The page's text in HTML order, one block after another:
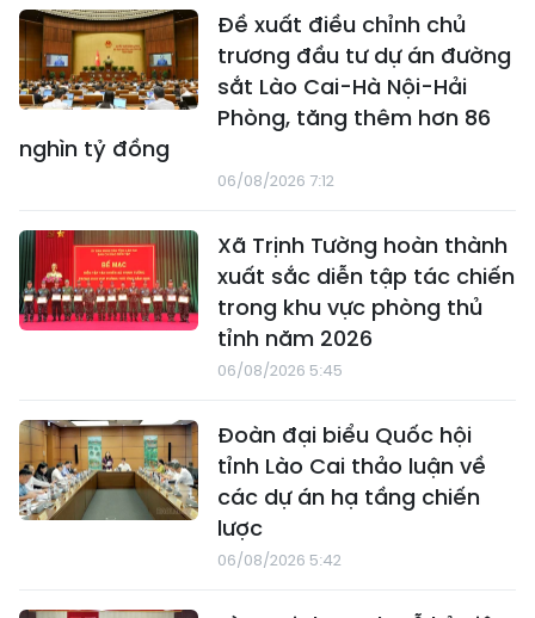
Đề xuất điều chỉnh chủ
trương đầu tư dự án đường
sắt Lào Cai-Hà Nội-Hải
Phòng, tăng thêm hơn 86
nghìn tỷ đồng
06/08/2026 7:12
Xã Trịnh Tường hoàn thành
xuất sắc diễn tập tác chiến
trong khu vực phòng thủ
tỉnh năm 2026
06/08/2026 5:45
Đoàn đại biểu Quốc hội
tỉnh Lào Cai thảo luận về
các dự án hạ tầng chiến
lược
06/08/2026 5:42